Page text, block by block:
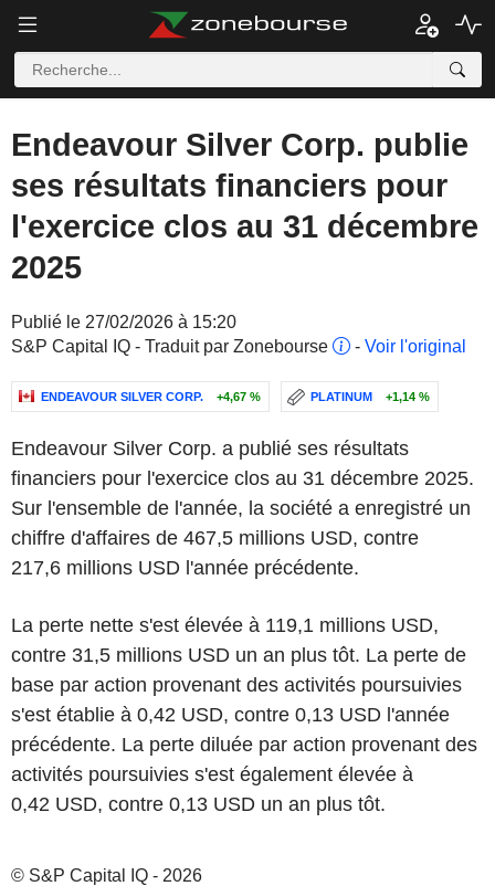
Endeavour Silver Corp. publie
ses résultats financiers pour
l'exercice clos au 31 décembre
2025
Publié le 27/02/2026 à 15:20
S&P Capital IQ - Traduit par Zonebourse
- Voir l'original
ENDEAVOUR SILVER CORP. +4,67 % PLATINUM +1,14 %
Endeavour Silver Corp. a publié ses résultats
financiers pour l'exercice clos au 31 décembre 2025.
Sur l'ensemble de l'année, la société a enregistré un
chiffre d'affaires de 467,5 millions USD, contre
217,6 millions USD l'année précédente.
La perte nette s'est élevée à 119,1 millions USD,
contre 31,5 millions USD un an plus tôt. La perte de
base par action provenant des activités poursuivies
s'est établie à 0,42 USD, contre 0,13 USD l'année
précédente. La perte diluée par action provenant des
activités poursuivies s'est également élevée à
0,42 USD, contre 0,13 USD un an plus tôt.
© S&P Capital IQ - 2026